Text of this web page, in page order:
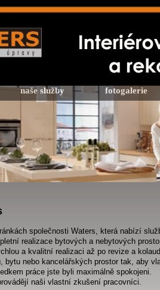
naše služby fotogalerie
společnosti Waters, která nabízí
realizace bytových a nebytových
a kvalitní realizaci až po revize a
bytu nebo kancelářských prostor tak, aby
práce jste byli maximálně spokojeni.
naši vlastní zkušení pracovníci.